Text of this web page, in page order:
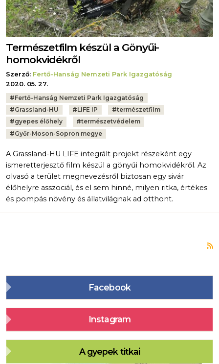
Természetfilm készül a Gönyűi-
homokvidékről
Szerző: Fertő-Hanság Nemzeti Park Igazgatóság
2020. 05. 27.
Tags:
#Fertő-Hanság Nemzeti Park Igazgatóság
#Grassland-HU #LIFE IP #természetfilm
#gyepes élőhely #természetvédelem
#Győr-Moson-Sopron megye
A Grassland-HU LIFE integrált projekt részeként egy
ismeretterjesztő film készül a gönyűi homokvidékről. Az
olvasó a terület megnevezésről biztosan egy sivár
élőhelyre asszociál, és el sem hinné, milyen ritka, értékes
és pompás növény és állatvilágnak ad otthont.
Facebook
Instagram
A gyepek titkai